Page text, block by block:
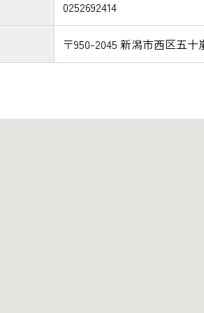
0252692414
〒950-2045 新潟市西区五十